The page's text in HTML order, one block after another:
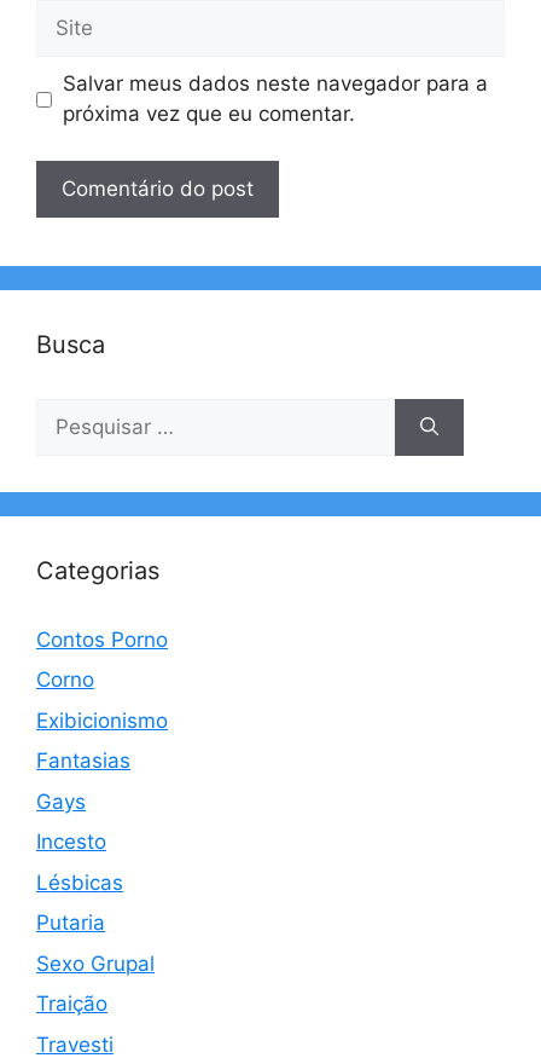
Site
Salvar meus dados neste navegador para a
próxima vez que eu comentar.
Busca
por:
Categorias
Contos Porno
Corno
Exibicionismo
Fantasias
Gays
Incesto
Lésbicas
Putaria
Sexo Grupal
Traição
Travesti